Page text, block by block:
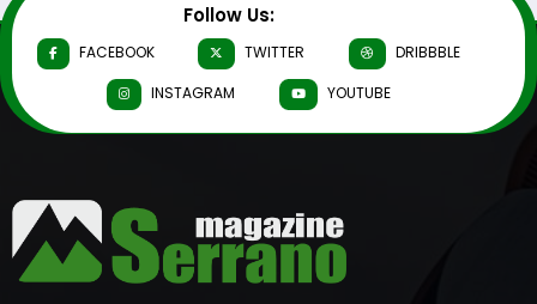
Follow Us:
FACEBOOK TWITTER
DRIBBBLE
INSTAGRAM
YOUTUBE